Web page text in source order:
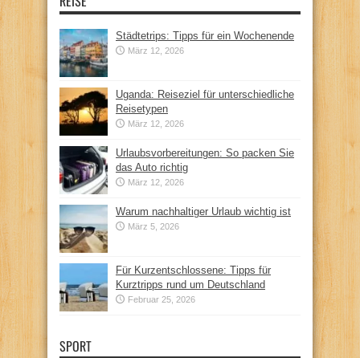
Städtetrips: Tipps für ein Wochenende
März 12, 2026
Uganda: Reiseziel für unterschiedliche
Reisetypen
März 12, 2026
Urlaubsvorbereitungen: So packen Sie
das Auto richtig
März 12, 2026
Warum nachhaltiger Urlaub wichtig ist
März 5, 2026
Für Kurzentschlossene: Tipps für
Kurztripps rund um Deutschland
Februar 25, 2026
SPORT